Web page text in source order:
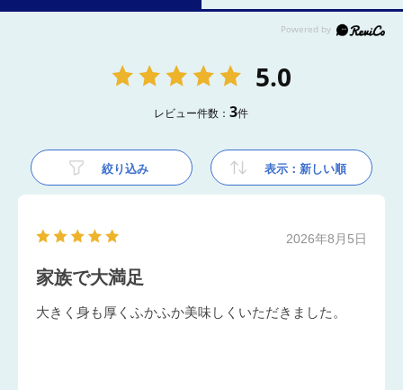
5.0
レビュー件数：3件
絞り込み 表示：新しい順
2026年8月5日
家族で大満足
大きく身も厚くふかふか美味しくいただきました。